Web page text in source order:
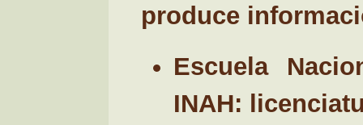
produce
Escuela
INAH: